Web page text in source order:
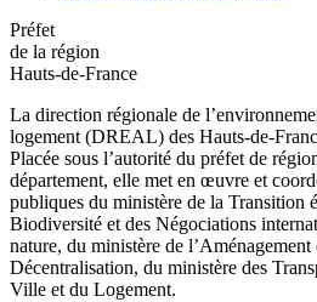
Préfet
de la région
Hauts-de-France
La direction régionale de
logement (DREAL) des Hauts-de-
Placée sous l’autorité du préfet de
département, elle met en œuvre et
publiques du ministère de la Transition
Biodiversité et des Négociations
nature, du ministère de
Décentralisation, du ministère des
Ville et du Logement.